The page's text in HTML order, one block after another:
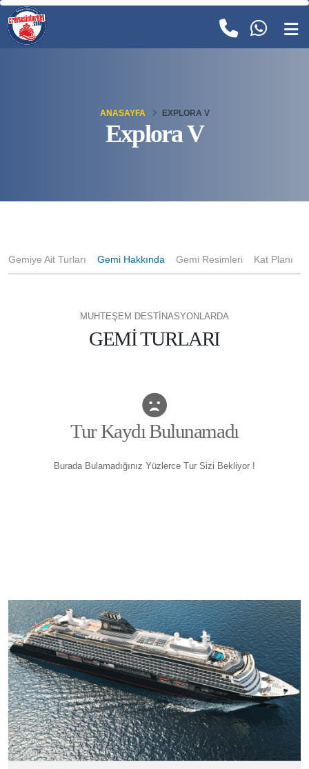
Explora V
ANASAYFA EXPLORA V
Gemiye Ait Turları Gemi Hakkında Gemi Resimleri Kat Planı
MUHTEŞEM DESTİNASYONLARDA
GEMİ TURLARI
Tur Kaydı Bulunamadı
Burada Bulamadığınız Yüzlerce Tur Sizi Bekliyor !